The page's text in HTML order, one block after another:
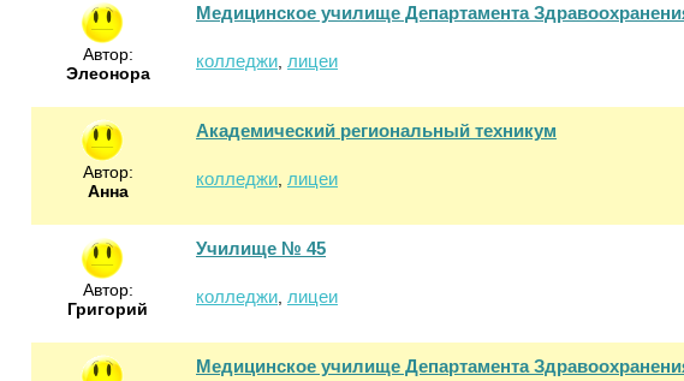
Автор:
Элеонора
Медицинское училище Департамента
колледжи лицеи
Автор:
Анна
Академический региональный техникум
колледжи лицеи
Автор:
Григорий
Училище № 45
колледжи лицеи
Медицинское училище Департамента